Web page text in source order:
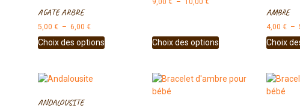
AGATE ARBRE
5,00 € – 6,00 €
Choix des options
9,00 € – 10,00 €
Choix des options
AMBRE
4,00 € –
Choix
ANDALOUSITE